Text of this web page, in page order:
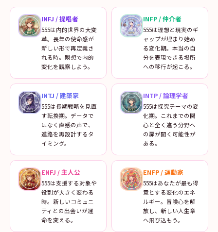
INFJ /提唱者
555は内的世界の大変
革。長年の使命感が
新しい形で再定義さ
れる時。瞑想で内的
変化を観察しよう。
INFP/仲介者
555は理想と現実のギ
ャップが埋まり始め
る変化期。本当の自
分を表現できる場所
への移行が起こる。
INTJ /建築家
555は長期戦略を見直
す転換期。データで
はなく直感の声で、
進路を再設計するタ
イミング。
INTP/論理学者
555は探究テーマの変
化期。これまでの関
心と全く違う分野へ
の扉が開く可能性が
ある。
ENFJ /主人公
555は支援する対象や
役割が大きく変わる
時。新しいコミュニ
ティとの出会いが運
命を変える。
ENFP/運動家
555はあなたが最も得
意とする変化のエネ
ルギー。冒険心を解
放し、新しい人生章
へ飛び込もう。